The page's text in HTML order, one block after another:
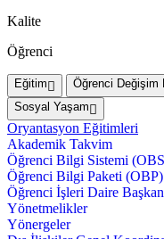
Kalite
Öğrenci
Eğitim Öğrenci Değişim
Sosyal Yaşam
Oryantasyon Eğitimleri
Akademik Takvim
Öğrenci Bilgi Sistemi
Öğrenci Bilgi Paketi (OBP)
Öğrenci İşleri Daire
Yönetmelikler
Yönergeler